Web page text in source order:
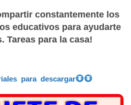
constantemente los
educativos para ayudarte
Tareas para la casa!
para descargar